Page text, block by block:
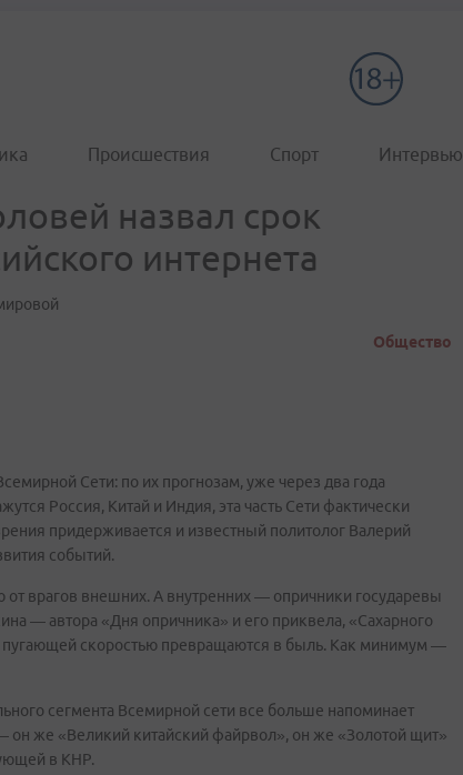
Происшествия Спорт Интервью
назвал срок
интернета
Общество
Сети: по их прогнозам, уже через два года
Россия, Китай и Индия, эта часть Сети фактически
придерживается и известный политолог Валерий
событий.
от врагов внешних. А внутренних — опричники государевы
— автора «Дня опричника» и его приквела, «Сахарного
пугающей скоростью превращаются в быль. Как минимум —
сегмента Всемирной сети все больше напоминает
он же «Великий китайский файрвол», он же «Золотой щит»
в КНР.